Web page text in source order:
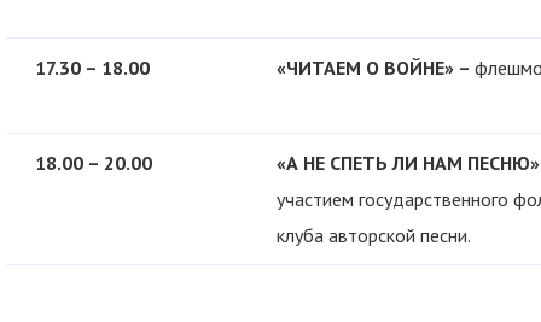
17.30 – 18.00 «ЧИТАЕМ О ВОЙНЕ» –
18.00 – 20.00
«А НЕ СПЕТЬ ЛИ НАМ
участием государственного
клуба авторской песни.